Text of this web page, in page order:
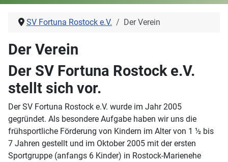
SV Fortuna Rostock e.V. Der Verein
Der Verein
Der SV Fortuna Rostock e.V.
stellt sich vor.
Der SV Fortuna Rostock e.V. wurde im Jahr 2005
gegründet. Als besondere Aufgabe haben wir uns die
frühsportliche Förderung von Kindern im Alter von 1 ½ bis
7 Jahren gestellt und im Oktober 2005 mit der ersten
Sportgruppe (anfangs 6 Kinder) in Rostock-Marienehe